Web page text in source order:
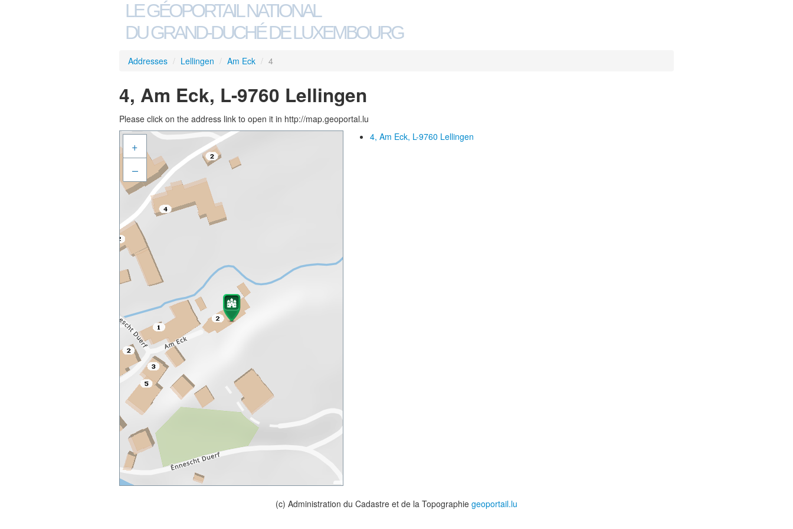
LE GÉOPORTAIL NATIONAL
DU GRAND-DUCHÉ DE LUXEMBOURG
Addresses / Lellingen / Am Eck / 4
4, Am Eck, L-9760 Lellingen
Please click on the address link to open it in http://map.geoportal.lu
+
–
4, Am Eck, L-9760 Lellingen
(c) Administration du Cadastre et de la Topographie geoportail.lu